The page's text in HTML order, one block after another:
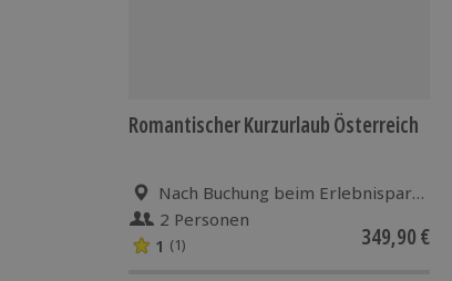
Romantischer Kurzurlaub Österreich
Nach Buchung beim Erlebnispartner
2 Personen
1 (1) 349,90 €